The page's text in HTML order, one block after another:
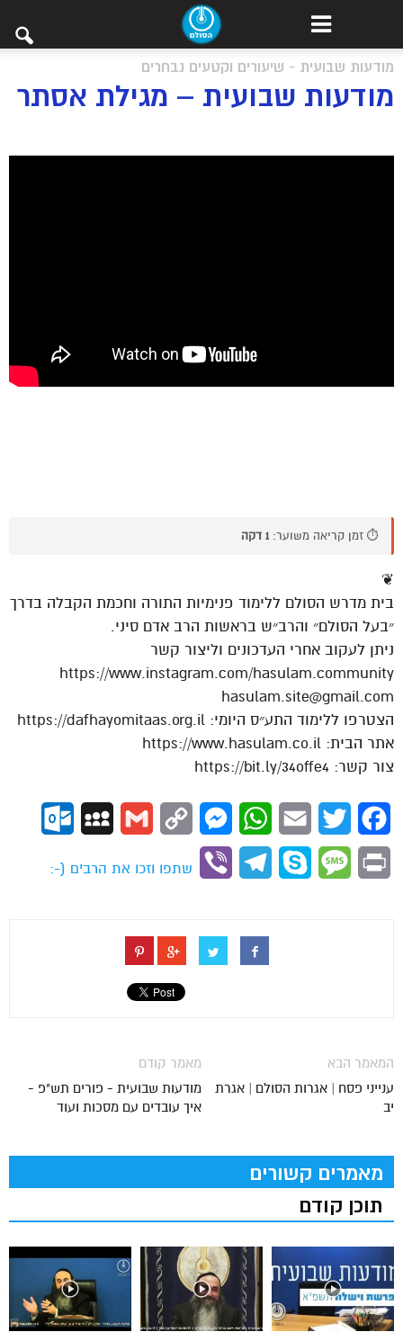
מודעות שבועית - שיעורים וקטעים נבחרים
מודעות שבועית – מגילת אסתר
⏱️ זמן קריאה משוער: 1 דקה
❦
בית מדרש הסולם ללימוד פנימיות התורה וחכמת הקבלה בדרך
״בעל הסולם״ והרב״ש בראשות הרב אדם סיני.
ניתן לעקוב אחרי העדכונים וליצור קשר
https://www.instagram.com/hasulam.community
hasulam.site@gmail.com
הצטרפו ללימוד התע״ס היומי: https://dafhayomitaas.org.il
אתר הבית: https://www.hasulam.co.il
צור קשר: https://bit.ly/34offe4
Facebook
Twitter
Email
WhatsApp
Messenger
Copy
Gmail
MySpace
Print
Message
Skype
Telegram
Viber
שתפו וזכו את הרבים (-:
מאמר קודם
מודעות שבועית - פורים תש"פ -
איך עובדים עם מסכות ועוד
המאמר הבא
ענייני פסח | אגרות הסולם | אגרת
יב
מאמרים קשורים
תוכן קודם